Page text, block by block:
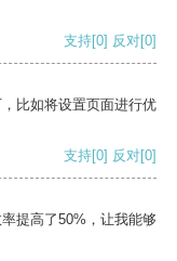
支持[0] 反对[0]
比如将设置页面进行优
支持[0] 反对[0]
提高了50%，让我能够